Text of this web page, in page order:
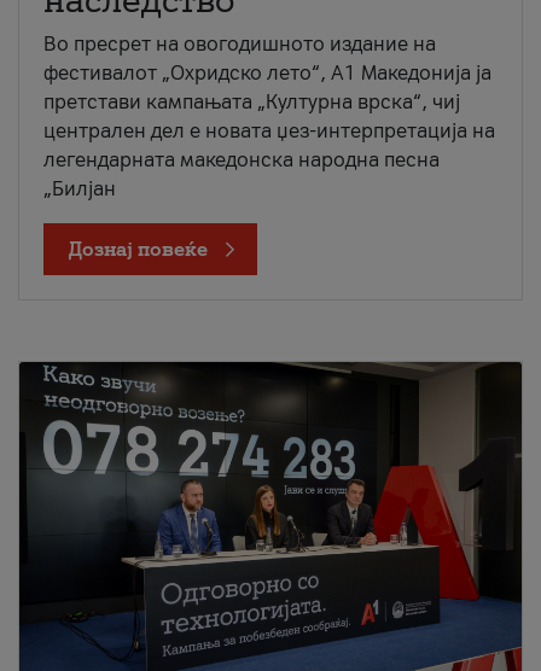
Во пресрет на овогодишното издание на
фестивалот „Охридско лето“, А1 Македонија ја
претстави кампањата „Културна врска“, чиј
централен дел е новата џез-интерпретација на
легендарната македонска народна песна
„Билјан
Дознај повеќе